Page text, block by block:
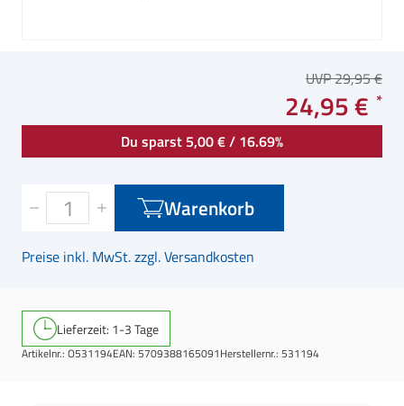
UVP 29,95 €
24,95 €
Du sparst 5,00 € / 16.69%
Warenkorb
Preise inkl. MwSt. zzgl. Versandkosten
Lieferzeit: 1-3 Tage
Artikelnr.: O531194EAN: 5709388165091Herstellernr.: 531194